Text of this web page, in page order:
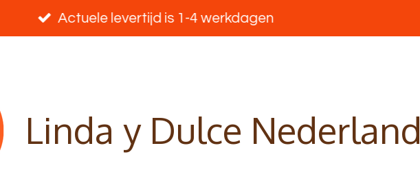
Actuele levertijd is 1-4 werkdagen
Linda y Dulce Nederland